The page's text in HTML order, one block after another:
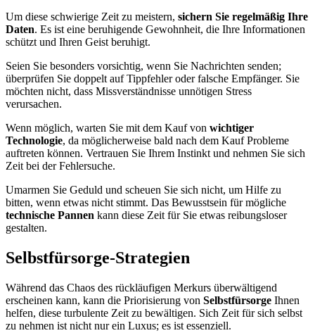
Um diese schwierige Zeit zu meistern, sichern Sie regelmäßig Ihre
Daten. Es ist eine beruhigende Gewohnheit, die Ihre Informationen
schützt und Ihren Geist beruhigt.
Seien Sie besonders vorsichtig, wenn Sie Nachrichten senden;
überprüfen Sie doppelt auf Tippfehler oder falsche Empfänger. Sie
möchten nicht, dass Missverständnisse unnötigen Stress
verursachen.
Wenn möglich, warten Sie mit dem Kauf von wichtiger
Technologie, da möglicherweise bald nach dem Kauf Probleme
auftreten können. Vertrauen Sie Ihrem Instinkt und nehmen Sie sich
Zeit bei der Fehlersuche.
Umarmen Sie Geduld und scheuen Sie sich nicht, um Hilfe zu
bitten, wenn etwas nicht stimmt. Das Bewusstsein für mögliche
technische Pannen kann diese Zeit für Sie etwas reibungsloser
gestalten.
Selbstfürsorge-Strategien
Während das Chaos des rückläufigen Merkurs überwältigend
erscheinen kann, kann die Priorisierung von Selbstfürsorge Ihnen
helfen, diese turbulente Zeit zu bewältigen. Sich Zeit für sich selbst
zu nehmen ist nicht nur ein Luxus; es ist essenziell.